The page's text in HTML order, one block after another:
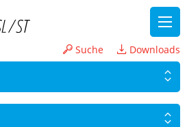
Suche Downloads